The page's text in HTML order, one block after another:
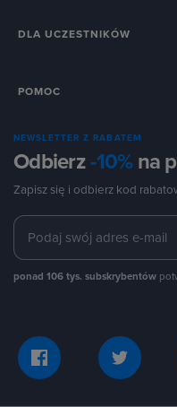
DLA UCZESTNIKÓW
POMOC
NEWSLETTER Z RABATEM
Odbierz-10%na
Zapisz się i odbierz kod
ponad 106 tys. subskrybentów